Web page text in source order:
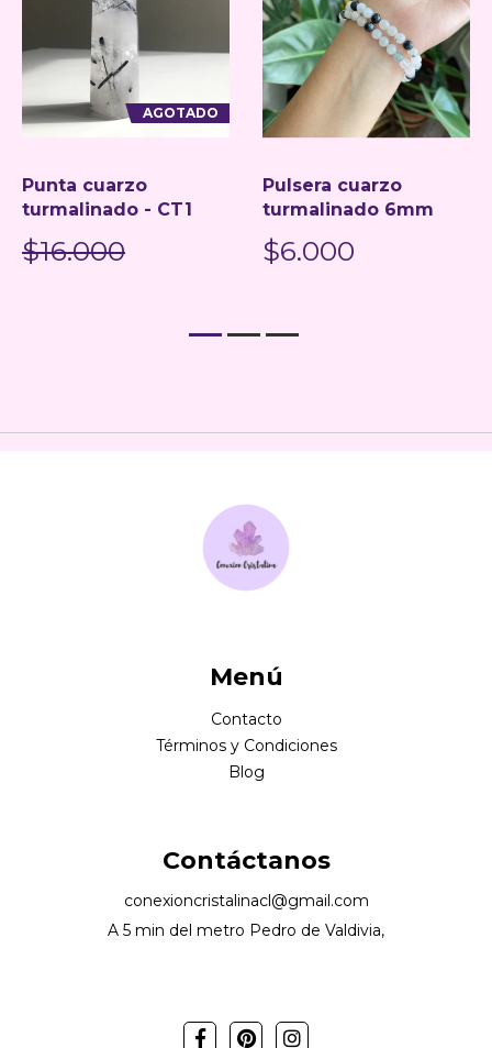
AGOTADO
Punta cuarzo
turmalinado - CT1
$16.000
Pulsera cuarzo
turmalinado 6mm
$6.000
Menú
Contacto
Términos y Condiciones
Blog
Contáctanos
conexioncristalinacl@gmail.com
A 5 min del metro Pedro de Valdivia,